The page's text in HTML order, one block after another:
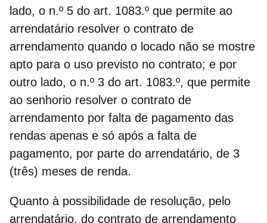
lado, o n.º 5 do art. 1083.º que permite ao
arrendatário resolver o contrato de
arrendamento quando o locado não se mostre
apto para o uso previsto no contrato; e por
outro lado, o n.º 3 do art. 1083.º, que permite
ao senhorio resolver o contrato de
arrendamento por falta de pagamento das
rendas apenas e só após a falta de
pagamento, por parte do arrendatário, de 3
(três) meses de renda.
Quanto à possibilidade de resolução, pelo
arrendatário, do contrato de arrendamento